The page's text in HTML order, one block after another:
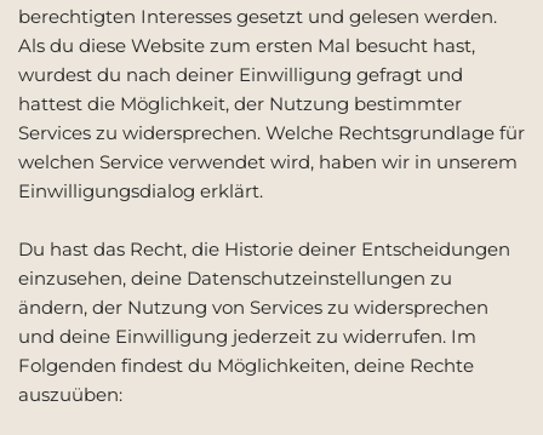
berechtigten Interesses gesetzt und gelesen werden.
Als du diese Website zum ersten Mal besucht hast,
wurdest du nach deiner Einwilligung gefragt und
hattest die Möglichkeit, der Nutzung bestimmter
Services zu widersprechen. Welche Rechtsgrundlage für
welchen Service verwendet wird, haben wir in unserem
Einwilligungsdialog erklärt.
Du hast das Recht, die Historie deiner Entscheidungen
einzusehen, deine Datenschutzeinstellungen zu
ändern, der Nutzung von Services zu widersprechen
und deine Einwilligung jederzeit zu widerrufen. Im
Folgenden findest du Möglichkeiten, deine Rechte
auszuüben: